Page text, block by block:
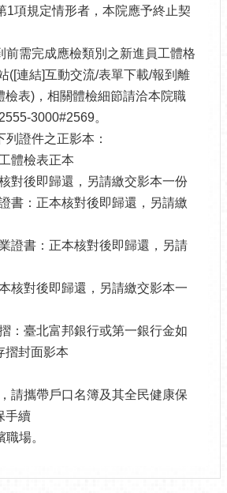
1項規定情形者，本院應予終止契
前需完成應檢類別之新進員工體格
([連結]互動交流/表單下載/報到離
檢表)，相關體檢細節請洽本院職
3000#2569。
證件之正影本：
體檢表正本
對後即歸還，另請繳交影本一份
書：正本核對後即歸還，另請繳
證書：正本核對後即歸還，另請
核對後即歸還，另請繳交影本一
：臺北富邦銀行或第一銀行金如
摺封面影本
請攜帶戶口名簿及其全民健康保
手續
場。